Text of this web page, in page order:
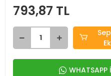
793,87 TL
WHATSAPP